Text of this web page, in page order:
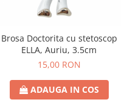
Brosa Doctorita cu stetoscop
ELLA, Auriu, 3.5cm
15,00 RON
ADAUGA IN COS